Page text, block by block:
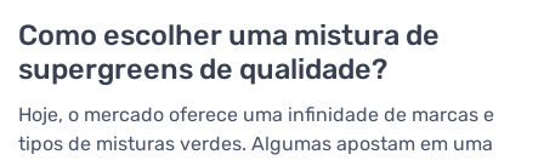
Como escolher uma mistura de
supergreens de qualidade?
Hoje, o mercado oferece uma infinidade de marcas e
tipos de misturas verdes. Algumas apostam em uma